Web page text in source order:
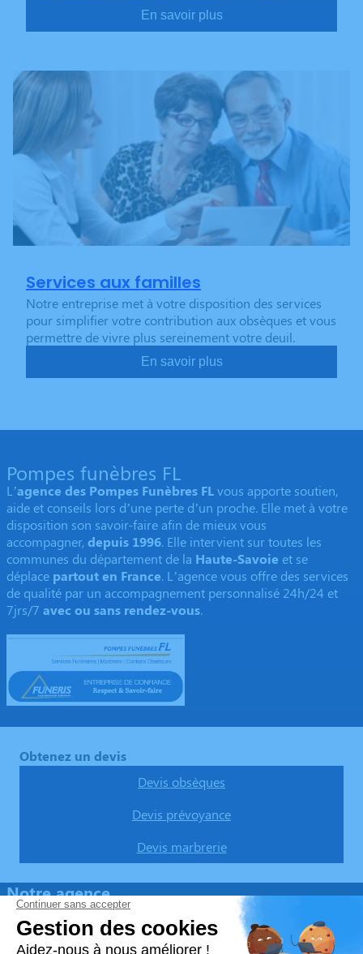
En savoir plus
Services aux familles
Notre entreprise met à votre disposition des services
pour simplifier votre contribution aux obsèques et vous
permettre de vivre plus sereinement votre deuil.
En savoir plus
Pompes funèbres FL
L’agence des Pompes Funèbres FLvous apporte soutien,
aide et conseils lors d’une perte d’un proche. Elle met à votre
disposition son savoir-faire afin de mieux vous
accompagner, depuis 1996. Elle intervient sur toutes les
communes du département de la Haute-Savoie et se
déplace partout en France. L’agence vous offre des services
de qualité par un accompagnement personnalisé 24h/24 et
7jrs/7 avec ou sans rendez-vous.
Obtenez un devis
Devis obsèques
Devis prévoyance
Devis marbrerie
Notre agence
Pompes funèbres FL
04 50 57 52 06